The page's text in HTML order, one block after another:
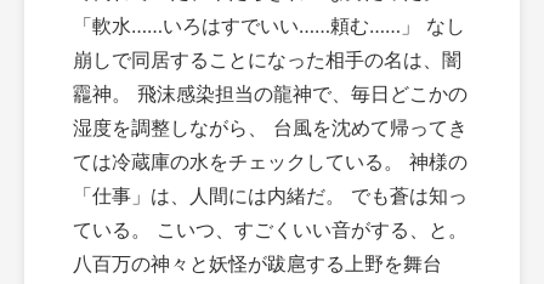
「軟水……いろはすでいい……頼む……」 なし
崩しで同居することになった相手の名は、闇
龗神。 飛沫感染担当の龍神で、毎日どこかの
湿度を調整しながら、 台風を沈めて帰ってき
ては冷蔵庫の水をチェックしている。 神様の
「仕事」は、人間には内緒だ。 でも蒼は知っ
ている。 こいつ、すごくいい音がする、と。
八百万の神々と妖怪が跋扈する上野を舞台